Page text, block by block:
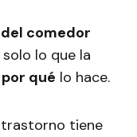
comedor
lo que la
por qué lo hace.
tiene